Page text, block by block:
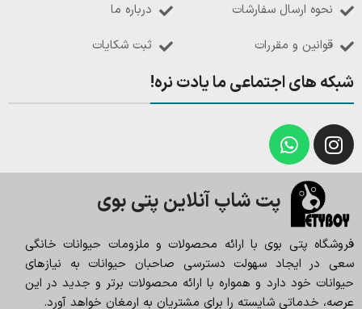
نحوه ارسال سفارشات
قوانین و مقررات
درباره ما
ثبت شکایات
شبکه های اجتماعی ما یادت نره!
پت شاپ آنلاین پتی بوی
فروشگاه پتی بوی با ارائه محصولات و ملزومات حیوانات خانگی
سعی در ایجاد سهولت دسترسی صاحبان حیوانات به نیازهای
حیوانات خود دارد و همواره با ارائه محصولات برتر و جدید در این
عرصه، خدماتی شایسته را برای مشتریان به ارمغان خواهد آورد.